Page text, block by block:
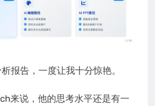
报告，一度让我十分惊艳。
来说，他的思考水平还是有一